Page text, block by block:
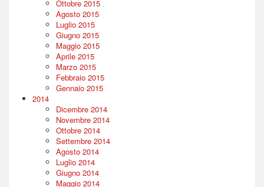
Ottobre 2015
Agosto 2015
Luglio 2015
Giugno 2015
Maggio 2015
Aprile 2015
Marzo 2015
Febbraio 2015
Gennaio 2015
2014
Dicembre 2014
Novembre 2014
Ottobre 2014
Settembre 2014
Agosto 2014
Luglio 2014
Giugno 2014
Maggio 2014